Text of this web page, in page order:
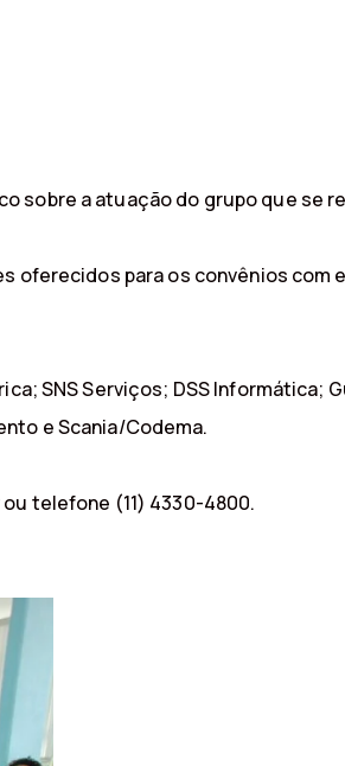
sobre a atuação do grupo que se
oferecidos para os convênios com
SNS Serviços; DSS Informática;
e Scania/Codema.
telefone (11) 4330-4800.